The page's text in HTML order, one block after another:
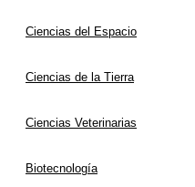
Ciencias del Espacio
Ciencias de la Tierra
Ciencias Veterinarias
Biotecnología